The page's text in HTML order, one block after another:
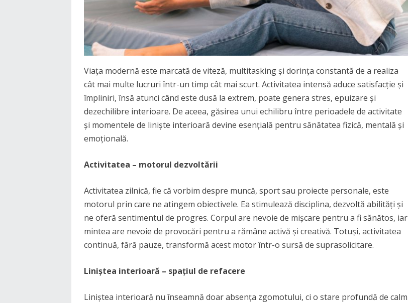
Viața modernă este marcată de viteză, multitasking și dorința constantă de a realiza
cât mai multe lucruri într-un timp cât mai scurt. Activitatea intensă aduce satisfacție și
împliniri, însă atunci când este dusă la extrem, poate genera stres, epuizare și
dezechilibre interioare. De aceea, găsirea unui echilibru între perioadele de activitate
și momentele de liniște interioară devine esențială pentru sănătatea fizică, mentală și
emoțională.
Activitatea – motorul dezvoltării
Activitatea zilnică, fie că vorbim despre muncă, sport sau proiecte personale, este
motorul prin care ne atingem obiectivele. Ea stimulează disciplina, dezvoltă abilități și
ne oferă sentimentul de progres. Corpul are nevoie de mișcare pentru a fi sănătos, iar
mintea are nevoie de provocări pentru a rămâne activă și creativă. Totuși, activitatea
continuă, fără pauze, transformă acest motor într-o sursă de suprasolicitare.
Liniștea interioară – spațiul de refacere
Liniștea interioară nu înseamnă doar absența zgomotului, ci o stare profundă de calm